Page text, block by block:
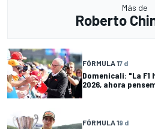
Más de
Roberto
FÓRMULA 17 d
Domenicali: "La
2026, ahora
FÓRMULA 19 d